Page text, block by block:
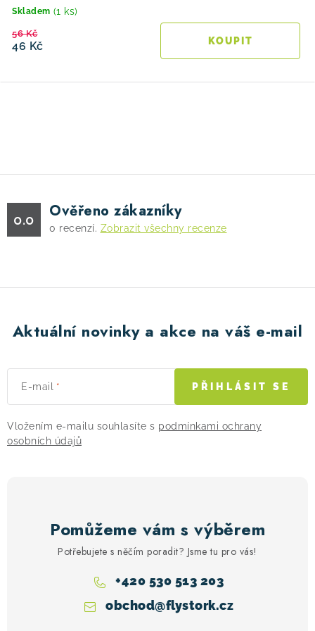
Skladem (1 ks)
46 Kč
56 Kč
á
d
a
c
r
k
y
v
p
i
s
0.0 Ověřeno zákazníky
0 recenzí. Zobrazit všechny recenze
Aktuální novinky a akce na váš e-mail
E-mail
Vložením e-mailu souhlasíte s podmínkami ochrany
osobních údajů
PŘIHLÁSIT SE
Pomůžeme vám s výběrem
Potřebujete s něčím poradit? Jsme tu pro vás!
obchod@flystork.cz
+420 530 513 203